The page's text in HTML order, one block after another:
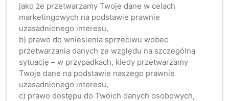
jako że przetwarzamy Twoje dane w celach
marketingowych na podstawie prawnie
uzasadnionego interesu,
b) prawo do wniesienia sprzeciwu wobec
przetwarzania danych ze względu na szczególną
sytuację – w przypadkach, kiedy przetwarzamy
Twoje dane na podstawie naszego prawnie
uzasadnionego interesu,
c) prawo dostępu do Twoich danych osobowych,